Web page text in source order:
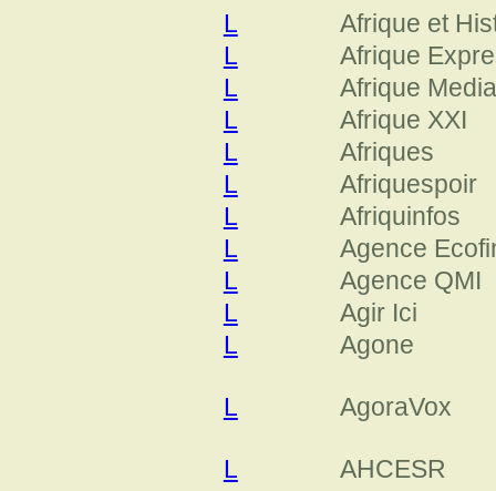
L
Afrique et
L
Afrique
L
Afrique Media
L
Afrique XXI
L
Afriques
L
Afriquespoir
L
Afriquinfos
L
Agence
L
Agence QMI
L
Agir Ici
L
Agone
L AgoraVox
L AHCESR